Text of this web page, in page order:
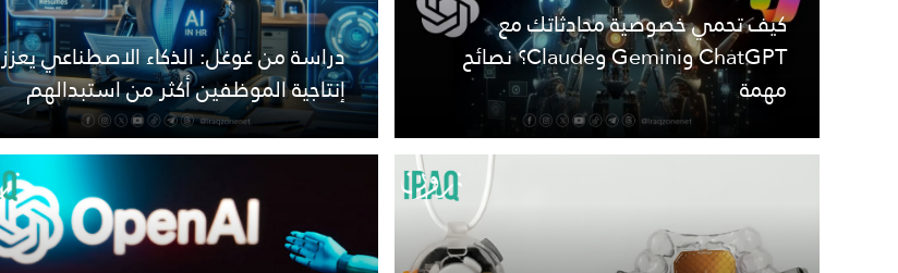
كيف تحمي خصوصية محادثاتك مع
ChatGPT وGemini وClaude؟ نصائح
مهمة
دراسة من غوغل: الذكاء الاصطناعي يعزز
إنتاجية الموظفين أكثر من استبدالهم